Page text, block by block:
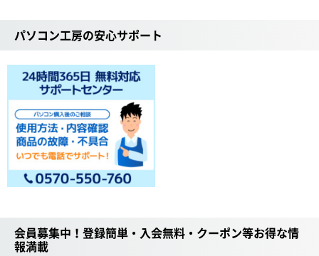
パソコン工房の安心サポート
会員募集中！登録簡単・入会無料・クーポン等お得な情
報満載